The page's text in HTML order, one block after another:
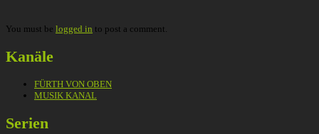
You must be logged in to post a comment.
Kanäle
FÜRTH VON OBEN
MUSIK KANAL
Serien